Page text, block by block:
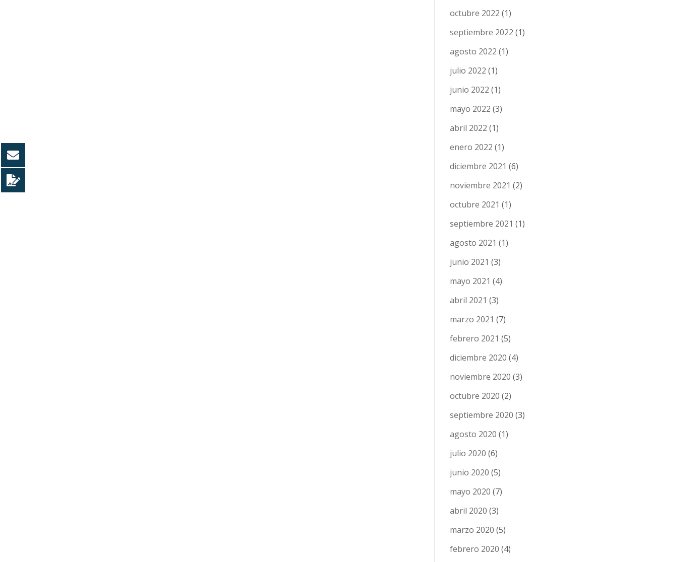
octubre 2022 (1)
septiembre 2022 (1)
agosto 2022 (1)
julio 2022 (1)
junio 2022 (1)
mayo 2022 (3)
abril 2022 (1)
enero 2022 (1)
diciembre 2021 (6)
noviembre 2021 (2)
octubre 2021 (1)
septiembre 2021 (1)
agosto 2021 (1)
junio 2021 (3)
mayo 2021 (4)
abril 2021 (3)
marzo 2021 (7)
febrero 2021 (5)
diciembre 2020 (4)
noviembre 2020 (3)
octubre 2020 (2)
septiembre 2020 (3)
agosto 2020 (1)
julio 2020 (6)
junio 2020 (5)
mayo 2020 (7)
abril 2020 (3)
marzo 2020 (5)
febrero 2020 (4)